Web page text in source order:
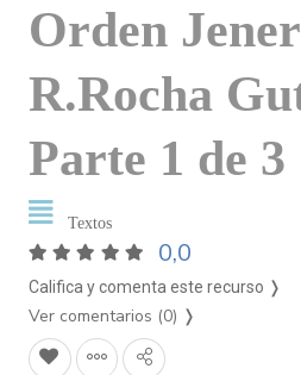
Orden
R.Rocha
Parte 1 de 3
Textos
0,0
Califica y comenta este recurso ❭
Ver comentarios (0) ❭